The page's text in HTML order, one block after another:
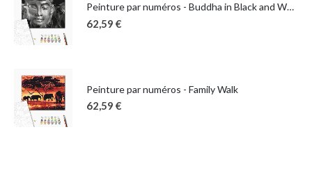
Peinture par numéros - Buddha in Black and White
62,59 €
Peinture par numéros - Family Walk
62,59 €